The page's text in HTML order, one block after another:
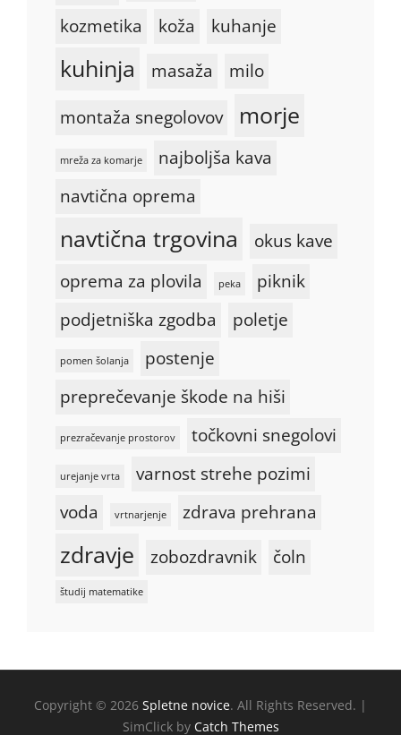
kozmetika koža kuhanje
kuhinja masaža
milo
montaža snegolovov
morje
mreža za komarje
najboljša kava
navtična oprema
navtična trgovina
okus kave
oprema za plovila
peka
piknik
podjetniška zgodba
poletje
pomen šolanja
postenje
preprečevanje škode na hiši
prezračevanje prostorov točkovni snegolovi
urejanje vrta
varnost strehe pozimi
voda
vrtnarjenje zdrava prehrana
zdravje zobozdravnik čoln
študij matematike
Copyright © 2026 Spletne novice. All Rights Reserved. |
SimClick by Catch Themes